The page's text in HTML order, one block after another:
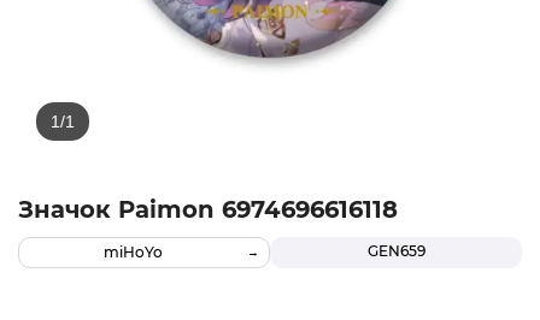
Значок Paimon 6974696616118
GEN659
miHoYo